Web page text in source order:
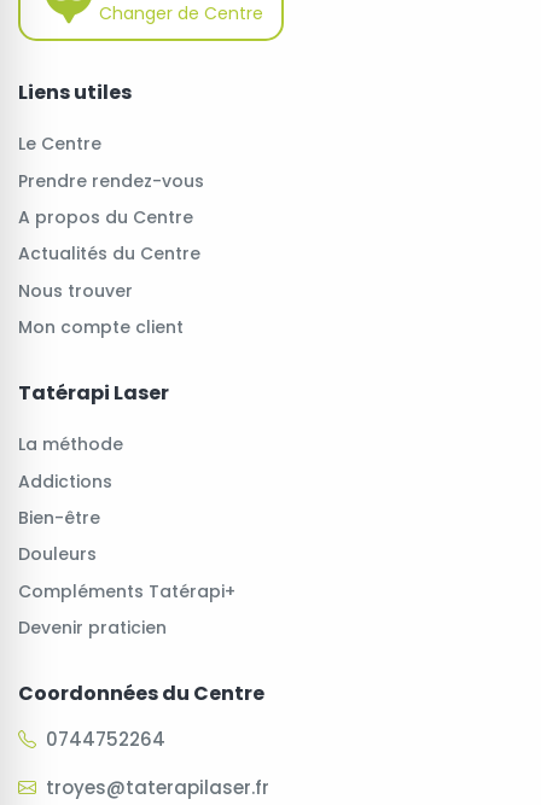
Changer de Centre
Liens utiles
Le Centre
Prendre rendez-vous
A propos du Centre
Actualités du Centre
Nous trouver
Mon compte client
Tatérapi Laser
La méthode
Addictions
Bien-être
Douleurs
Compléments Tatérapi+
Devenir praticien
Coordonnées du Centre
0744752264
troyes@taterapilaser.fr